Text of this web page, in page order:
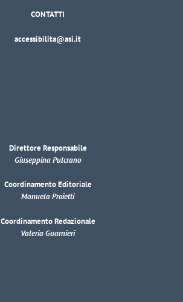
CONTATTI
accessibilita@asi.it
Direttore Responsabile
Giuseppina Pulcrano
Coordinamento Editoriale
Manuela Proietti
Coordinamento Redazionale
Valeria Guarnieri